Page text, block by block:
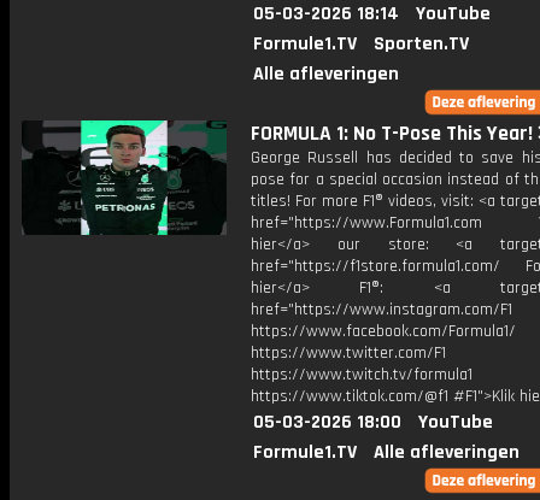
05-03-2026 18:14
YouTube
Formule1.TV
Sporten.TV
Alle afleveringen
FORMULA 1: No T-Pose This Year!
George Russell has decided to save
pose for a special occasion instead of
titles! For more F1® videos, visit: <a
href="https://www.Formula1.com
hier</a> our store: <a
href="https://f1store.formula1.com/
hier</a> F1®: <a
href="https://www.instagram.com/F1
https://www.facebook.com/Formula1/
https://www.twitter.com/F1
https://www.twitch.tv/formula1
https://www.tiktok.com/@f1 #F1">Klik
05-03-2026 18:00
YouTube
Formule1.TV
Alle afleveringen